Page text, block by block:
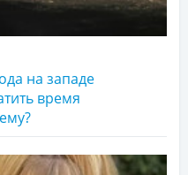
на западе
время